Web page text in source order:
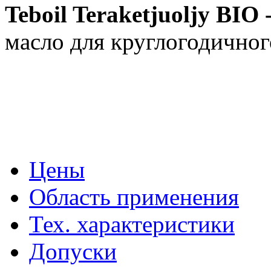
Teboil Teraketjuoljy BIO
масло для
Цены
Область применения
Тех. характеристики
Допуски